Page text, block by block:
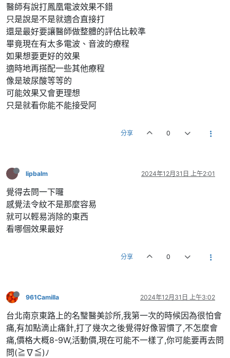
醫師有說打鳳凰電波效果不錯
只是說是不是就適合直接打
還是最好要讓醫師做整體的評估比較準
畢竟現在有太多電波、音波的療程
如果想要更好的效果
適時地再搭配一些其他療程
像是玻尿酸等等的
可能效果又會更理想
只是就看你能不能接受阿
分享 0
lipbalm 2024年12月31日 上午2:01
覺得去問一下囉
感覺法令紋不是那麼容易
就可以輕易消除的東西
看哪個效果最好
分享 0
961Camilla 2024年12月31日 上午3:02
台北南京東路上的名瑿醫美診所,我第一次的時候因為很怕會
痛,有加點滴止痛針,打了幾次之後覺得好像習慣了,不怎麼會
痛,價格大概8-9W,活動價,現在可能不一樣了,你可能要再去問
問(≧∇≦)ﾉ